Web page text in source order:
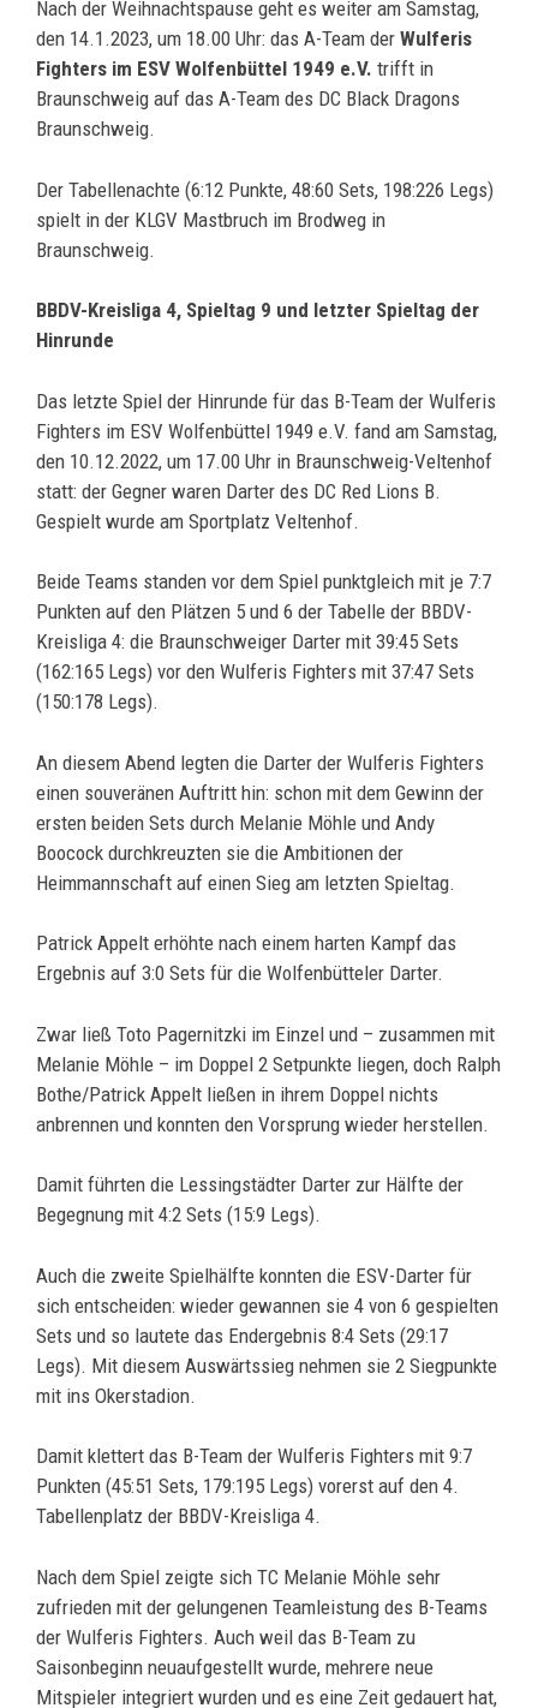
Nach der Weihnachtspause geht es weiter am Samstag,
den 14.1.2023, um 18.00 Uhr: das A-Team der Wulferis
Fighters im ESV Wolfenbüttel 1949 e.V. trifft in
Braunschweig auf das A-Team des DC Black Dragons
Braunschweig.
Der Tabellenachte (6:12 Punkte, 48:60 Sets, 198:226 Legs)
spielt in der KLGV Mastbruch im Brodweg in
Braunschweig.
BBDV-Kreisliga 4, Spieltag 9 und letzter Spieltag der
Hinrunde
Das letzte Spiel der Hinrunde für das B-Team der Wulferis
Fighters im ESV Wolfenbüttel 1949 e.V. fand am Samstag,
den 10.12.2022, um 17.00 Uhr in Braunschweig-Veltenhof
statt: der Gegner waren Darter des DC Red Lions B.
Gespielt wurde am Sportplatz Veltenhof.
Beide Teams standen vor dem Spiel punktgleich mit je 7:7
Punkten auf den Plätzen 5 und 6 der Tabelle der BBDV-
Kreisliga 4: die Braunschweiger Darter mit 39:45 Sets
(162:165 Legs) vor den Wulferis Fighters mit 37:47 Sets
(150:178 Legs).
An diesem Abend legten die Darter der Wulferis Fighters
einen souveränen Auftritt hin: schon mit dem Gewinn der
ersten beiden Sets durch Melanie Möhle und Andy
Boocock durchkreuzten sie die Ambitionen der
Heimmannschaft auf einen Sieg am letzten Spieltag.
Patrick Appelt erhöhte nach einem harten Kampf das
Ergebnis auf 3:0 Sets für die Wolfenbütteler Darter.
Zwar ließ Toto Pagernitzki im Einzel und – zusammen mit
Melanie Möhle – im Doppel 2 Setpunkte liegen, doch Ralph
Bothe/Patrick Appelt ließen in ihrem Doppel nichts
anbrennen und konnten den Vorsprung wieder herstellen.
Damit führten die Lessingstädter Darter zur Hälfte der
Begegnung mit 4:2 Sets (15:9 Legs).
Auch die zweite Spielhälfte konnten die ESV-Darter für
sich entscheiden: wieder gewannen sie 4 von 6 gespielten
Sets und so lautete das Endergebnis 8:4 Sets (29:17
Legs). Mit diesem Auswärtssieg nehmen sie 2 Siegpunkte
mit ins Okerstadion.
Damit klettert das B-Team der Wulferis Fighters mit 9:7
Punkten (45:51 Sets, 179:195 Legs) vorerst auf den 4.
Tabellenplatz der BBDV-Kreisliga 4.
Nach dem Spiel zeigte sich TC Melanie Möhle sehr
zufrieden mit der gelungenen Teamleistung des B-Teams
der Wulferis Fighters. Auch weil das B-Team zu
Saisonbeginn neuaufgestellt wurde, mehrere neue
Mitspieler integriert wurden und es eine Zeit gedauert hat,